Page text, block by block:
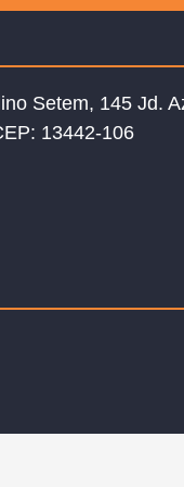
Setem, 145 Jd.
13442-106